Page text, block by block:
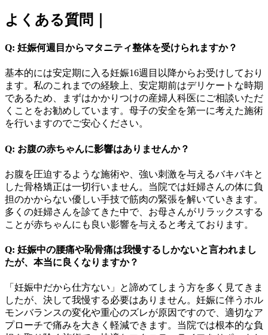
よくある質問｜
Q: 妊娠何週目からマタニティ整体を受けられますか？
基本的には安定期に入る妊娠16週目以降からお受けしており
ます。私のこれまでの経験上、安定期前はデリケートな時期
であるため、まずはかかりつけの産婦人科医にご相談いただ
くことをお勧めしています。母子の安全を第一に考えた施術
を行いますのでご安心ください。
Q: お腹の赤ちゃんに影響はありませんか？
お腹を圧迫するような施術や、強い刺激を与えるバキバキと
した骨格矯正は一切行いません。当院では妊婦さんの体に負
担のかからない優しい手技で筋肉の緊張を解いていきます。
多くの妊婦さんを診てきた中で、お母さんがリラックスする
ことが赤ちゃんにも良い影響を与えると考えております。
Q: 妊娠中の腰痛や恥骨痛は我慢するしかないと言われまし
たが、本当に良くなりますか？
「妊娠中だから仕方ない」と諦めてしまう方を多く見てきま
したが、決して我慢する必要はありません。妊娠に伴うホル
モンバランスの変化や重心のズレが原因ですので、適切なア
プローチで痛みを大きく軽減できます。当院では根本的な負